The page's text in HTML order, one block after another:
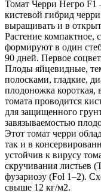
Томат Черри Негро
кистевой гибрид
выращивать и в
Растение компактное,
формируют в один
90 дней. Первое
Плоды яйцевидные,
полосками, гладкие,
плодоножка короткая,
томата проводится
для защищенного
завязываемостью
Этот томат черри
так и в
устойчив к вирусу
скручивания листьев
фузариозу (Fol 1–2).
свыше 12 кг/м2.